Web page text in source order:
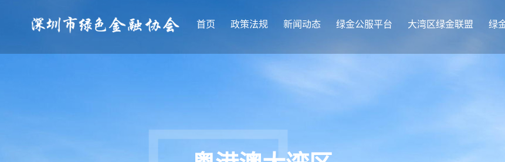
首页 政策法规 新闻动态 绿金公服平台 大湾区绿金联盟 绿